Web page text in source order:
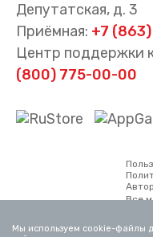
Депутатская, д. 3
Приёмная: +7
Центр поддержки
(800) 775-00-00
Все
Мы используем cookie-файлы